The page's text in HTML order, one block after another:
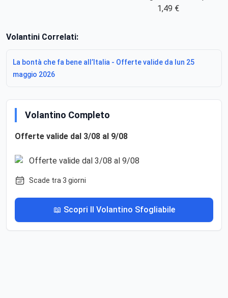
1,49 €
Volantini Correlati:
La bontà che fa bene all’Italia - Offerte valide da lun 25
maggio 2026
Volantino Completo
Offerte valide dal 3/08 al 9/08
Scade tra 3 giorni
📖 Scopri Il Volantino Sfogliabile